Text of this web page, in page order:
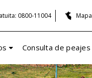
0800-11004
Consulta de peajes